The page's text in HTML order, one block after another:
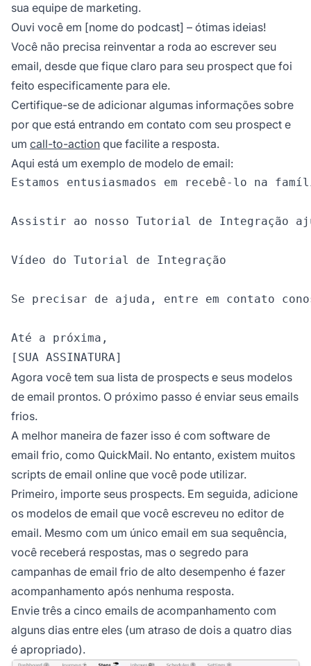
sua equipe de marketing.
Ouvi você em [nome do podcast] – ótimas ideias!
Você não precisa reinventar a roda ao escrever seu
email, desde que fique claro para seu prospect que foi
feito especificamente para ele.
Certifique-se de adicionar algumas informações sobre
por que está entrando em contato com seu prospect e
um call-to-action que facilite a resposta.
Aqui está um exemplo de modelo de email:
Estamos entusiasmados em recebê-lo na
Assistir ao nosso Tutorial de Integração
Vídeo do Tutorial de Integração
Se precisar de ajuda, entre em contato
Até a próxima,
Agora você tem sua lista de prospects e seus modelos
de email prontos. O próximo passo é enviar seus emails
frios.
A melhor maneira de fazer isso é com software de
email frio, como QuickMail. No entanto, existem muitos
scripts de email online que você pode utilizar.
Primeiro, importe seus prospects. Em seguida, adicione
os modelos de email que você escreveu no editor de
email. Mesmo com um único email em sua sequência,
você receberá respostas, mas o segredo para
campanhas de email frio de alto desempenho é fazer
acompanhamento após nenhuma resposta.
Envie três a cinco emails de acompanhamento com
alguns dias entre eles (um atraso de dois a quatro dias
é apropriado).